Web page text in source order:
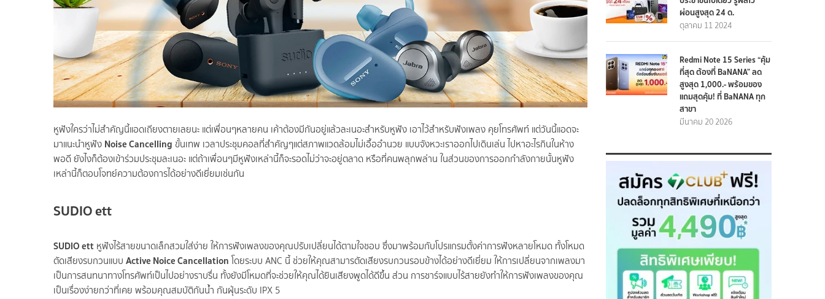
หูฟังใครว่าไม่สำคัญนี้แอดเถียงตายเลยนะ แต่เพื่อนๆหลายคน เค้าต้องมีกันอยู่แล้วละเนอะสำหรับหูฟัง เอาไว้สำหรับฟังเพลง คุยโทรศัพท์ แต่วันนี้แอดจะ
มาแนะนำหูฟัง Noise Cancelling ขั้นเทพ เวลาประชุมคอลที่สำคัญๆแต่สภาพแวดล้อมไม่เอื้ออำนวย แบบจังหวะเราออกไปเดินเล่น ไปหาอะไรกินในห้าง
พอดี ยังไงก็ต้องเข้าร่วมประชุมละเนอะ แต่ถ้าเพื่อนๆมีหูฟังเหล่านี้ก็จะรอดไม่ว่าจะอยู่ตลาด หรือที่คนพลุกพล่าน ในส่วนของการออกกำลังกายนั้นหูฟัง
เหล่านี้ก็ตอบโจทย์ความต้องการได้อย่างดีเยี่ยมเช่นกัน
SUDIO ett
SUDIO ett หูฟังไร้สายขนาดเล็กสวมใส่ง่าย ให้การฟังเพลงของคุณปรับเปลี่ยนได้ตามใจชอบ ซึ่งมาพร้อมกับโปรแกรมตั้งค่าการฟังหลายโหมด ทั้งโหมด
ตัดเสียงรบกวนแบบ Active Noice Cancellation โดยระบบ ANC นี้ ช่วยให้คุณสามารตัดเสียงรบกวนรอบข้างได้อย่างดีเยี่ยม ให้การเปลี่ยนจากเพลงมา
เป็นการสนทนาทางโทรศัพท์เป็นไปอย่างราบรื่น ทั้งยังมีโหมดที่จะช่วยให้คุณได้ยินเสียงพูดได้ดีขึ้น ส่วน การชาร์จแบบไร้สายยังทำให้การฟังเพลงของคุณ
เป็นเรื่องง่ายกว่าที่เคย พร้อมคุณสมบัติกันน้ำ กันฝุ่นระดับ IPX 5
ผ่อนสูงสุด 24 ด.
ตุลาคม 11 2024
Redmi Note 15 Series “คุ้ม
ที่สุด ต้องที่ BaNANA” ลด
สูงสุด 1,000.- พร้อมของ
แถมสุดคุ้ม! ที่ BaNANA ทุก
สาขา
มีนาคม 20 2026